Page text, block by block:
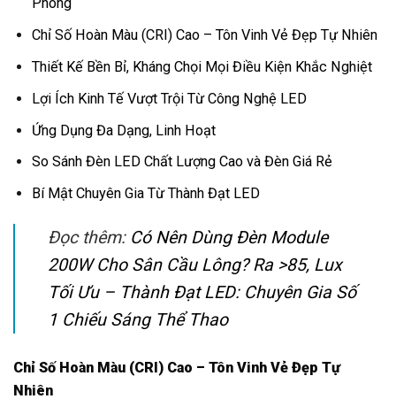
Phong
Chỉ Số Hoàn Màu (CRI) Cao – Tôn Vinh Vẻ Đẹp Tự Nhiên
Thiết Kế Bền Bỉ, Kháng Chọi Mọi Điều Kiện Khắc Nghiệt
Lợi Ích Kinh Tế Vượt Trội Từ Công Nghệ LED
Ứng Dụng Đa Dạng, Linh Hoạt
So Sánh Đèn LED Chất Lượng Cao và Đèn Giá Rẻ
Bí Mật Chuyên Gia Từ Thành Đạt LED
Đọc thêm: Có Nên Dùng Đèn Module
200W Cho Sân Cầu Lông? Ra >85, Lux
Tối Ưu – Thành Đạt LED: Chuyên Gia Số
1 Chiếu Sáng Thể Thao
Chỉ Số Hoàn Màu (CRI) Cao – Tôn Vinh Vẻ Đẹp Tự
Nhiên